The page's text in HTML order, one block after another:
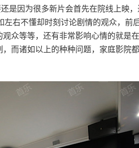
是因为很多新片会首先在院线上映
右不懂却时刻讨论剧情的观众，前
众等等，还有非常影响心情的就是
而诸如以上的种种问题，家庭影院